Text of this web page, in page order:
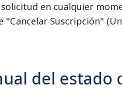
en cualquier
"Cancelar Suscripción"
del estado